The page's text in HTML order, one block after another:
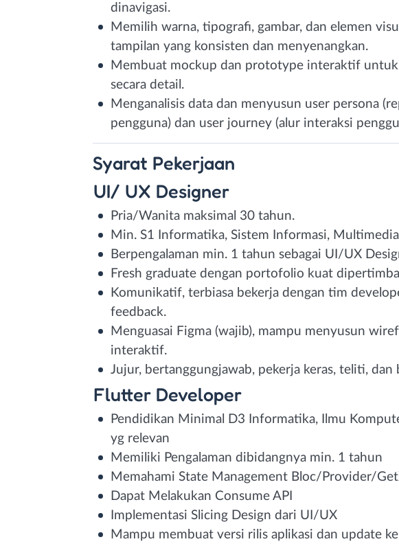
dinavigasi.
Memilih warna, tipografi, gambar, dan elemen
tampilan yang konsisten dan menyenangkan.
Membuat mockup dan prototype interaktif untuk
secara detail.
Menganalisis data dan menyusun user persona
pengguna) dan user journey (alur interaksi
Syarat Pekerjaan
UI/ UX Designer
Pria/Wanita maksimal 30 tahun.
Min. S1 Informatika, Sistem Informasi,
Berpengalaman min. 1 tahun sebagai UI/UX
Fresh graduate dengan portofolio kuat
Komunikatif, terbiasa bekerja dengan tim
feedback.
Menguasai Figma (wajib), mampu menyusun
interaktif.
Jujur, bertanggungjawab, pekerja keras, teliti,
Flutter Developer
Pendidikan Minimal D3 Informatika, Ilmu
yg relevan
Memiliki Pengalaman dibidangnya min. 1 tahun
Memahami State Management Bloc/Provider/
Dapat Melakukan Consume API
Implementasi Slicing Design dari UI/UX
Mampu membuat versi rilis aplikasi dan update